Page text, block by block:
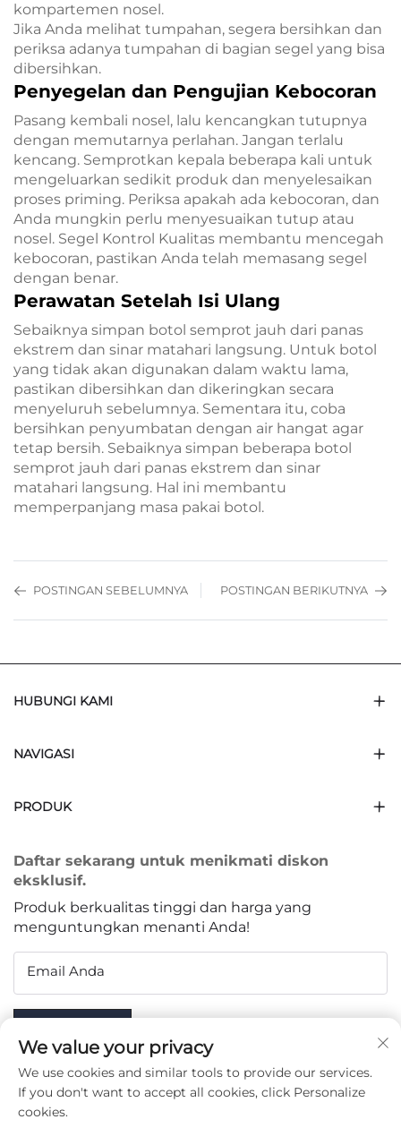
kompartemen nosel.
Jika Anda melihat tumpahan, segera bersihkan dan
periksa adanya tumpahan di bagian segel yang bisa
dibersihkan.
Penyegelan dan Pengujian Kebocoran
Pasang kembali nosel, lalu kencangkan tutupnya
dengan memutarnya perlahan. Jangan terlalu
kencang. Semprotkan kepala beberapa kali untuk
mengeluarkan sedikit produk dan menyelesaikan
proses priming. Periksa apakah ada kebocoran, dan
Anda mungkin perlu menyesuaikan tutup atau
nosel. Segel Kontrol Kualitas membantu mencegah
kebocoran, pastikan Anda telah memasang segel
dengan benar.
Perawatan Setelah Isi Ulang
Sebaiknya simpan botol semprot jauh dari panas
ekstrem dan sinar matahari langsung. Untuk botol
yang tidak akan digunakan dalam waktu lama,
pastikan dibersihkan dan dikeringkan secara
menyeluruh sebelumnya. Sementara itu, coba
bersihkan penyumbatan dengan air hangat agar
tetap bersih. Sebaiknya simpan beberapa botol
semprot jauh dari panas ekstrem dan sinar
matahari langsung. Hal ini membantu
memperpanjang masa pakai botol.
POSTINGAN SEBELUMNYA POSTINGAN BERIKUTNYA
HUBUNGI KAMI
NAVIGASI
PRODUK
Daftar sekarang untuk menikmati diskon
eksklusif.
Produk berkualitas tinggi dan harga yang
menguntungkan menanti Anda!
Email Anda
IKUTI KAMI
We value your privacy
We use cookies and similar tools to provide our services.
If you don't want to accept all cookies, click Personalize
cookies.